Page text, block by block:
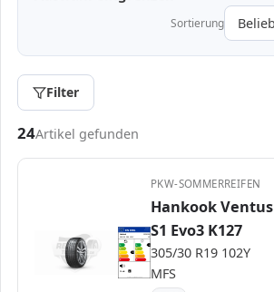
Sortierung
Filter
Passende Reifen in 305/30 R19
24Artikel gefunden
ENERG
Hankook 1026156
305/30 R19 102Y C1
C C C
75 dB B
PKW-SOMMERREIFEN
Hankook Ventus
S1 Evo3 K127
305/30 R19 102Y
MFS